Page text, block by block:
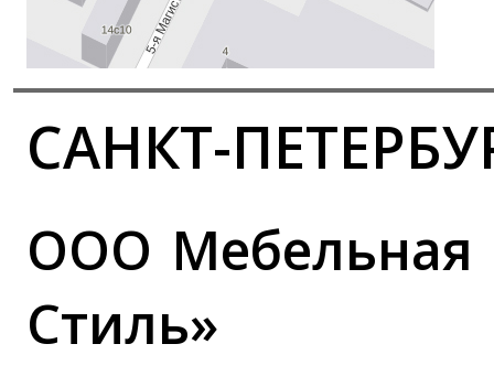
САНКТ-
ООО Мебельная
Стиль»